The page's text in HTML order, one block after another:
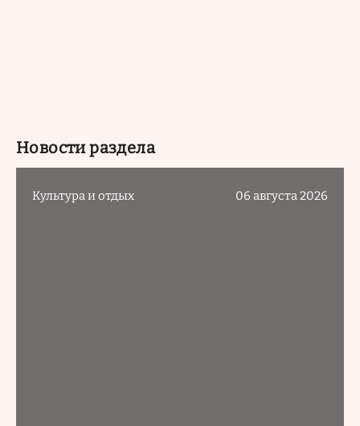
Новости раздела
Культура и отдых 06 августа 2026